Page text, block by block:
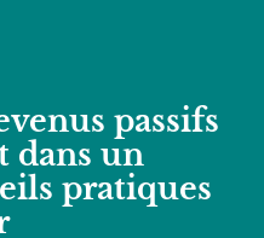
passifs
dans un
pratiques